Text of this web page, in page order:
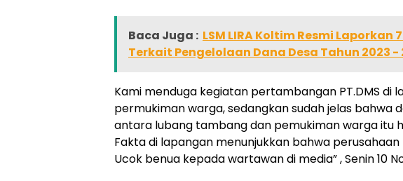
Baca Juga : LSM LIRA Koltim Resmi Laporkan
Terkait Pengelolaan Dana Desa Tahun 2023 -
Kami menduga kegiatan pertambangan PT.DMS di
permukiman warga, sedangkan sudah jelas bahwa
antara lubang tambang dan pemukiman warga itu
Fakta di lapangan menunjukkan bahwa
Ucok benua kepada wartawan di media” , Senin 10